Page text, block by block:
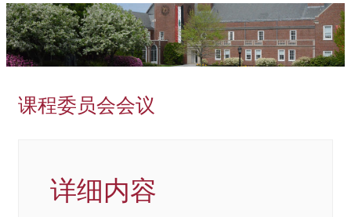
课程委员会会议
详细内容